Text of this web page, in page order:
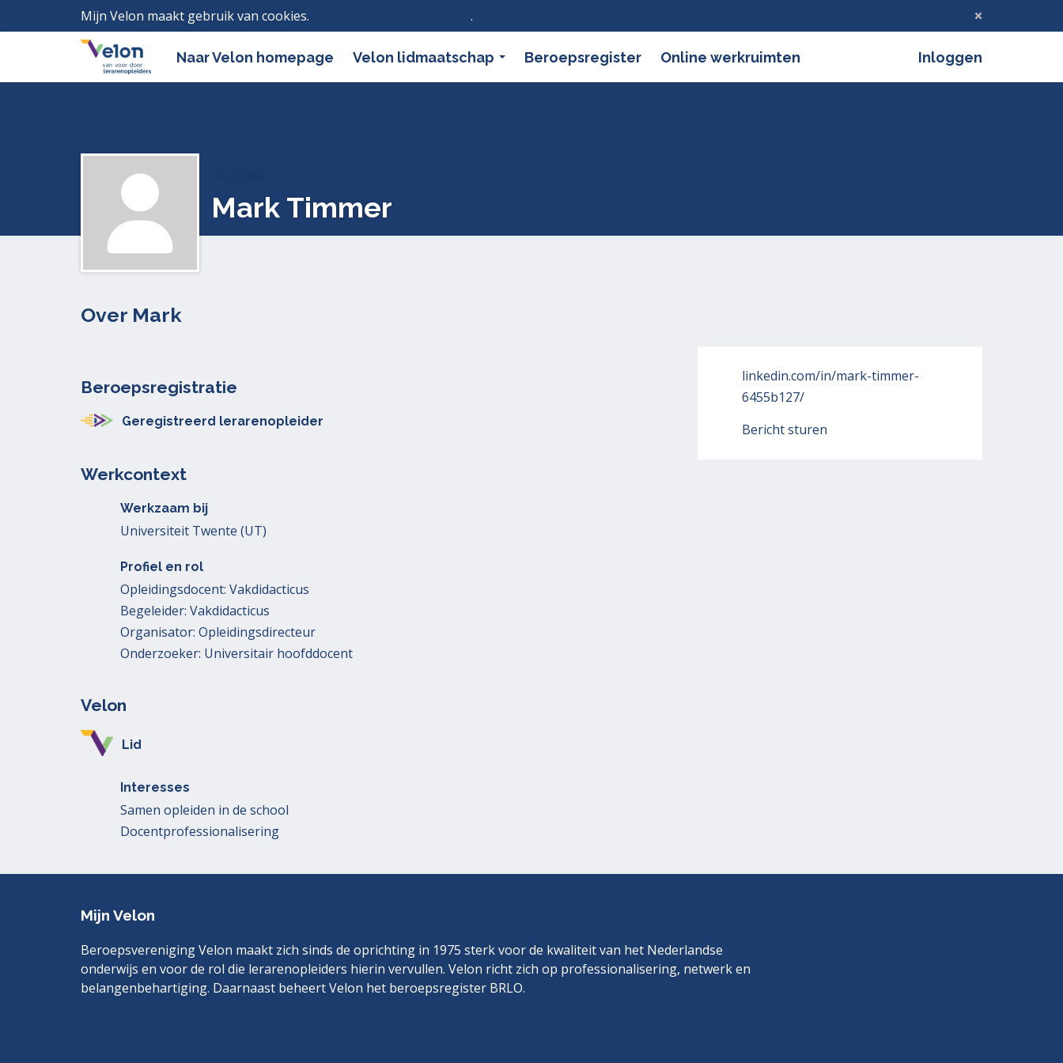
Mijn Velon maakt gebruik van cookies. .
Naar Velon homepage Velon lidmaatschap Beroepsregister Online werkruimten Inloggen
Mark Timmer
Over Mark
Beroepsregistratie
Geregistreerd lerarenopleider
Werkcontext
Werkzaam bij
Universiteit Twente (UT)
Profiel en rol
Opleidingsdocent: Vakdidacticus
Begeleider: Vakdidacticus
Organisator: Opleidingsdirecteur
Onderzoeker: Universitair hoofddocent
Velon
Lid
Interesses
Samen opleiden in de school
Docentprofessionalisering
linkedin.com/in/mark-timmer-
6455b127/
Bericht sturen
Mijn Velon
Beroepsvereniging Velon maakt zich sinds de oprichting in 1975 sterk voor de kwaliteit van het Nederlandse
onderwijs en voor de rol die lerarenopleiders hierin vervullen. Velon richt zich op professionalisering, netwerk en
belangenbehartiging. Daarnaast beheert Velon het beroepsregister BRLO.